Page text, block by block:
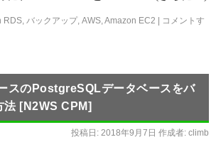
RDS, バックアップ, AWS,Amazon EC2
コメントす
スのPostgreSQLデータベースをバ
法 [N2WS CPM]
投稿日: 2018年9月7日 作成者: climb